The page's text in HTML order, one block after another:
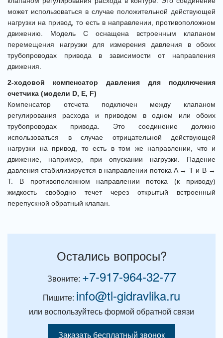
может использоваться в случае положительной действующей
нагрузки на привод, то есть в направлении, противоположном
движению. Модель C оснащена встроенным клапаном
перемещения нагрузки для измерения давления в обоих
трубопроводах привода в зависимости от направления
движения.
2-ходовой компенсатор давления для подключения
счетчика (модели D, E, F)
Компенсатор отсчета подключен между клапаном
регулирования расхода и приводом в одном или обоих
трубопроводах привода. Это соединение должно
использоваться в случае отрицательной действующей
нагрузки на привод, то есть в том же направлении, что и
движение, например, при опускании нагрузки. Падение
давления стабилизируется в направлении потока A → T и B →
T. В противоположном направлении потока (к приводу)
жидкость свободно течет через открытый встроенный
перепускной обратный клапан.
Остались вопросы?
Звоните: +7-917-964-32-77
Пишите: info@tl-gidravlika.ru
или воспользуйтесь формой обратной связи
Заказать бесплатный звонок